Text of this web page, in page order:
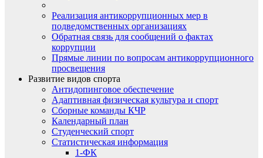
Реализация антикоррупционных мер в
подведомственных организациях
Обратная связь для сообщений о фактах
коррупции
Прямые линии по вопросам антикоррупционного
просвещения
Развитие видов спорта
Антидопинговое обеспечение
Адаптивная физическая культура и спорт
Сборные команды КЧР
Календарный план
Студенческий спорт
Статистическая информация
1-ФК